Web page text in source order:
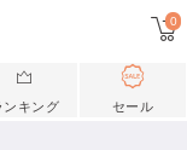
0
ンキング セール